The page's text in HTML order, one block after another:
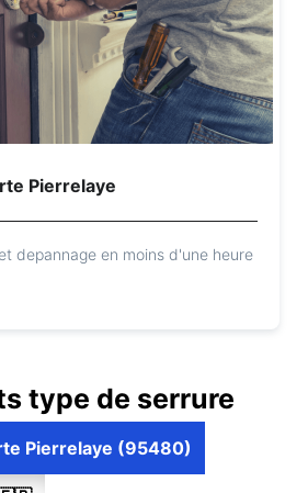
Pierrelaye
depannage en moins d'une heure
type de serrure
Pierrelaye (95480)